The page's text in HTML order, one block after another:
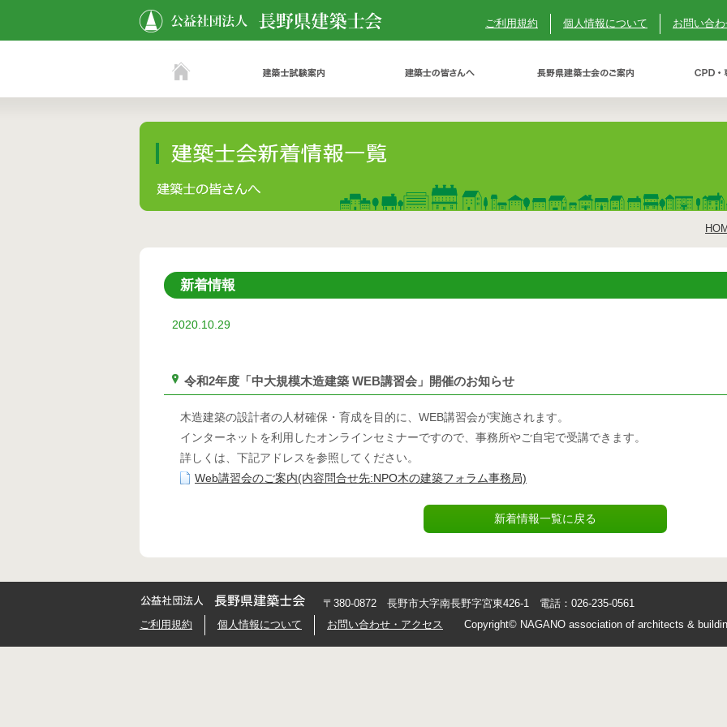
ご利用規約 個人情報について お問い合
新着情報
2020.10.29
令和2年度「中大規模木造建築 WEB講習会」開催のお知らせ
木造建築の設計者の人材確保・育成を目的に、WEB講習会が実施されます。
インターネットを利用したオンラインセミナーですので、事務所やご自宅で受講できます。
詳しくは、下記アドレスを参照してください。
Web講習会のご案内(内容問合せ先:NPO木の建築フォラム事務局)
新着情報一覧に戻る
〒380-0872 長野市大字南長野字宮東426-1 電話：026-235-0561
ご利用規約
個人情報について お問い合わせ・アクセス Copyright© NAGANO association of architects &